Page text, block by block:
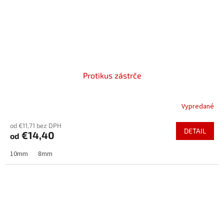
Protikus zástrče
Vypredané
od €11,71 bez DPH
od €14,40 DETAIL
10mm 8mm